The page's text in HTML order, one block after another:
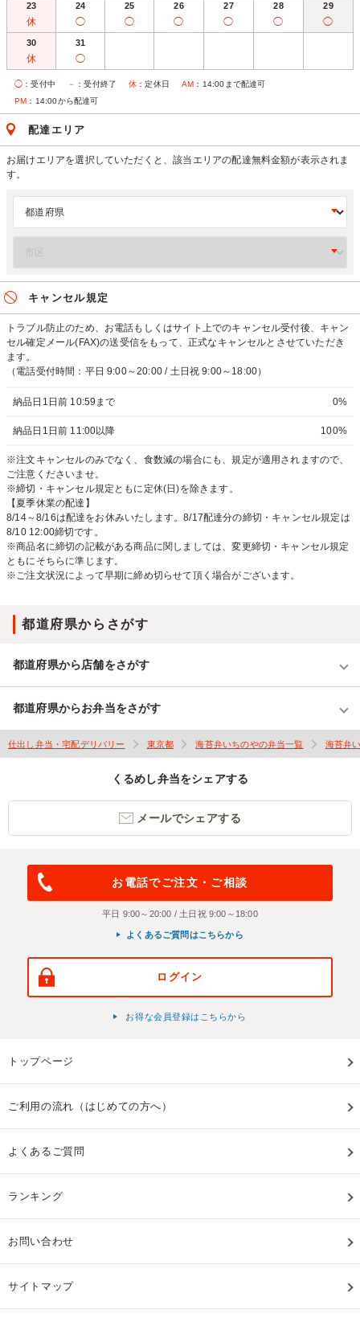
23
休
24
◯
25
◯
26
◯
27
◯
28
◯
29
◯
30
休
31
◯
◯ ：受付中 － ：受付終了 休 ：定休日 AM ：14:00まで配達可
PM ：14:00から配達可
配達エリア
お届けエリアを選択していただくと、該当エリアの配達無料金額が表示されま
す。
キャンセル規定
トラブル防止のため、お電話もしくはサイト上でのキャンセル受付後、キャン
セル確定メール(FAX)の送受信をもって、正式なキャンセルとさせていただき
ます。
（電話受付時間：平日 9:00～20:00 / 土日祝 9:00～18:00）
納品日1日前 10:59まで 0%
納品日1日前 11:00以降 100%
※注文キャンセルのみでなく、食数減の場合にも、規定が適用されますので、
ご注意くださいませ。
※締切・キャンセル規定ともに定休(日)を除きます。
【夏季休業の配達】
8/14～8/16は配達をお休みいたします。8/17配達分の締切・キャンセル規定は
8/10 12:00締切です。
※商品名に締切の記載がある商品に関しましては、変更締切・キャンセル規定
ともにそちらに準じます。
※ご注文状況によって早期に締め切らせて頂く場合がございます。
都道府県からさがす
都道府県から店舗をさがす
都道府県からお弁当をさがす
仕出し弁当・宅配デリバリー 東京都 海苔弁いちのやの弁当一覧 海苔弁
くるめし弁当をシェアする
メールでシェアする
お電話でご注文・ご相談
平日 9:00～20:00 / 土日祝 9:00～18:00
よくあるご質問はこちらから
ログイン
お得な会員登録はこちらから
トップページ
ご利用の流れ（はじめての方へ）
よくあるご質問
ランキング
お問い合わせ
サイトマップ